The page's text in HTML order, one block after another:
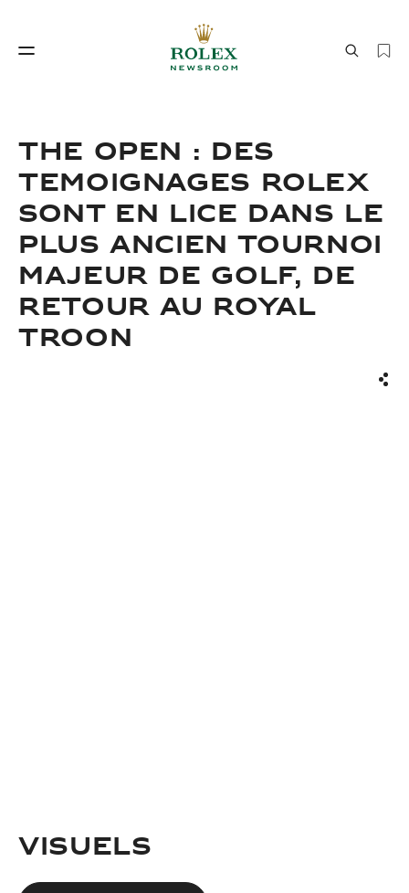
Savoir‑faire
horloger
Le monde de Rolex
THE OPEN : DES
TEMOIGNAGES ROLEX
SONT EN LICE DANS LE
PLUS ANCIEN TOURNOI
MAJEUR DE GOLF, DE
RETOUR AU ROYAL
TROON
VISUELS